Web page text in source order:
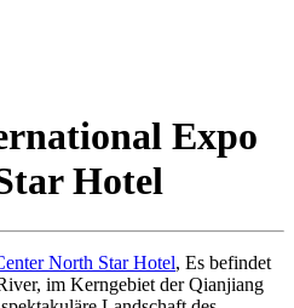
Expo
Hotel
North Star Hotel, Es befindet
im Kerngebiet der Qianjiang